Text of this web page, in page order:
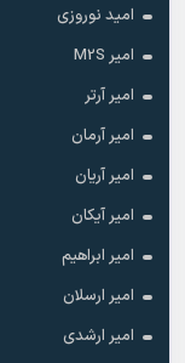
امید نوروزی
امیر M2S
امیر آرتر
امیر آرمان
امیر آریان
امیر آیکان
امیر ابراهیم
امیر ارسلان
امیر ارشدی